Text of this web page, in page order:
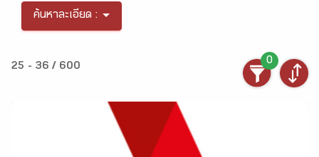
ค้นหาละเอียด :
25 - 36 / 600
0